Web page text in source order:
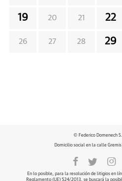
19 20 21 22
26 27 28 29
© Federico Domenech
Domicilio social en la calle
En lo posible, para la resolución de litigios en
Reglamento (UE) 524/2013, se buscará la